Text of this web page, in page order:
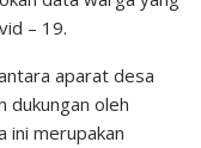
– 19.
aparat desa
dukungan oleh
ini merupakan